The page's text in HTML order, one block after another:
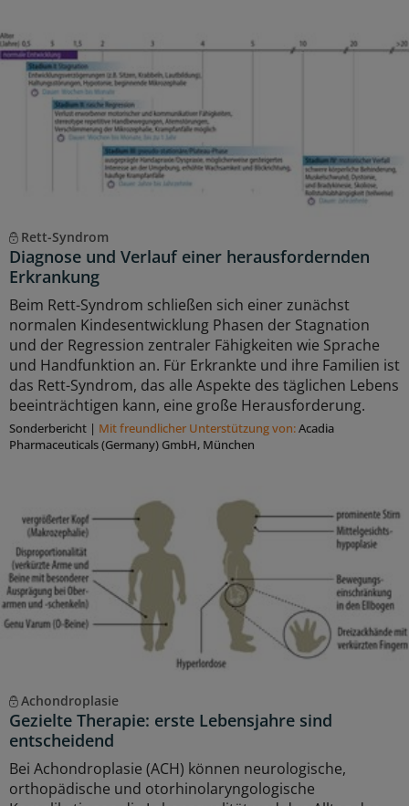
Rett-Syndrom
Diagnose und Verlauf einer herausfordernden
Erkrankung
Beim Rett-Syndrom schließen sich einer zunächst
normalen Kindesentwicklung Phasen der Stagnation
und der Regression zentraler Fähigkeiten wie Sprache
und Handfunktion an. Für Erkrankte und ihre Familien ist
das Rett-Syndrom, das alle Aspekte des täglichen Lebens
beeinträchtigen kann, eine große Herausforderung.
Sonderbericht | Mit freundlicher Unterstützung von:Acadia
Pharmaceuticals (Germany) GmbH, München
Achondroplasie
Gezielte Therapie: erste Lebensjahre sind
entscheidend
Bei Achondroplasie (ACH) können neurologische,
orthopädische und otorhinolaryngologische